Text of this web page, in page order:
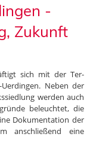
-
Zukunft
sich mit der Ter-
Neben der
werden auch
beleuchtet, die
Dokumentation der
anschließend eine